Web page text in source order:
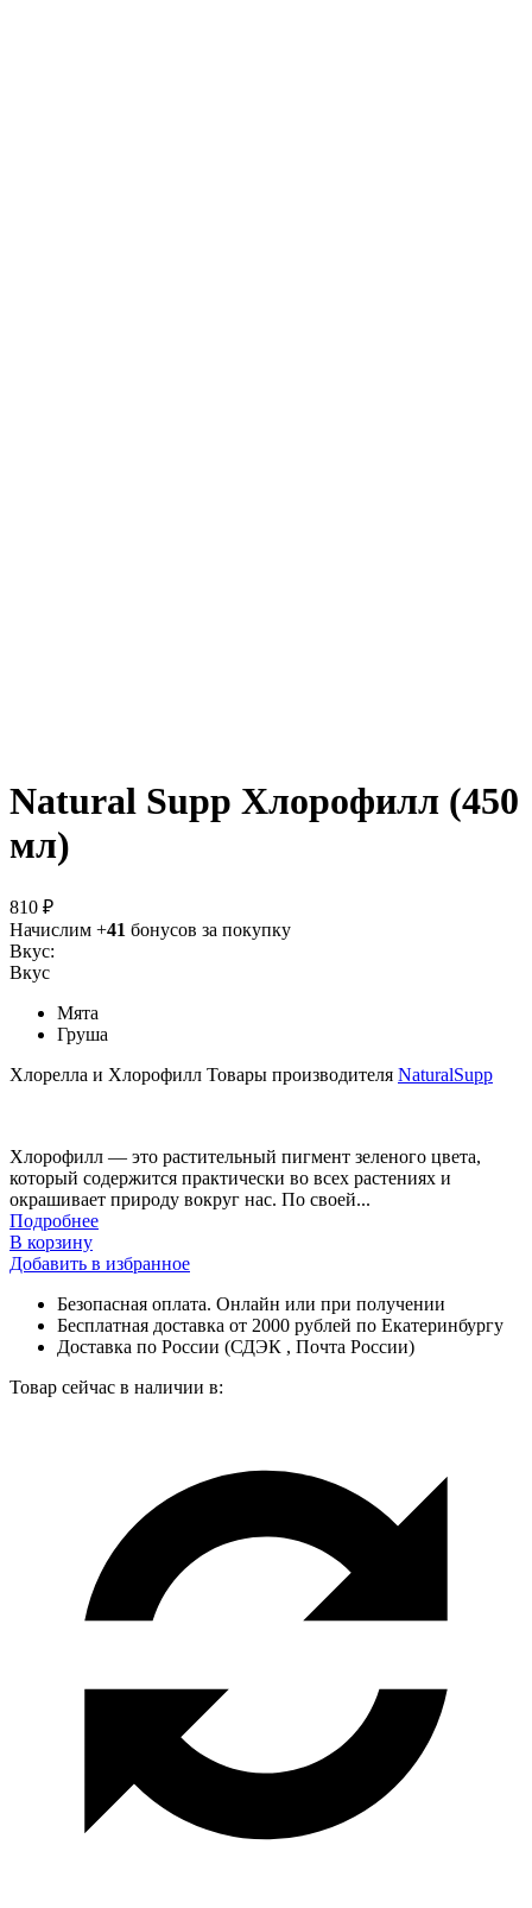
Natural Supp Хлорофилл (450
мл)
810 ₽
Начислим +41 бонусов за покупку
Вкус:
Вкус
Мята
Груша
Хлорелла и Хлорофилл Товары производителя NaturalSupp
Хлорофилл — это растительный пигмент зеленого цвета,
который содержится практически во всех растениях и
окрашивает природу вокруг нас. По своей...
Подробнее
В корзину
Добавить в избранное
Безопасная оплата. Онлайн или при получении
Бесплатная доставка от 2000 рублей по Екатеринбургу
Доставка по России (СДЭК , Почта России)
Товар сейчас в наличии в: